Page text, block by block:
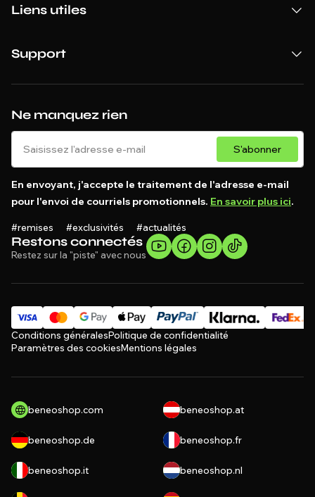
Restons connectés
Restez sur la "piste" avec nous
Ne manquez rien
S'abonner
En envoyant, j'accepte le traitement de l'adresse e-mail
pour l'envoi de courriels promotionnels. En savoir plus ici.
#remises #exclusivités #actualités
Liens utiles
Support
Conditions généralesPolitique de confidentialité
Paramètres des cookiesMentions légales
beneoshop.com beneoshop.at
beneoshop.de beneoshop.fr
beneoshop.it beneoshop.nl